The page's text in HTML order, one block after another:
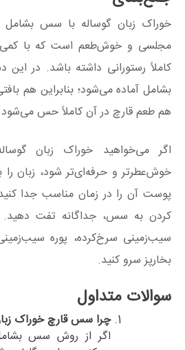
خوراک زبان گوساله با سس بشامل
مجلسی و خوش‌طعم است که با کمی
کاملاً رستورانی داشته باشد. در
بشامل آماده می‌شود؛ بنابراین هم
هم طعم قارچ در آن کاملاً حس
اگر می‌خواهید خوراک زبان
خوش‌عطرتر و حرفه‌ای‌تر شود، زبان را
پوست آن را در زمان مناسب جدا
کردن به سس، جداگانه تفت دهید.
سیب‌زمینی سرخ‌کرده، پوره
بخارپز سرو کنید.
سوالات متداول
چرا سس قارچ خوراک
اگر از روش سس